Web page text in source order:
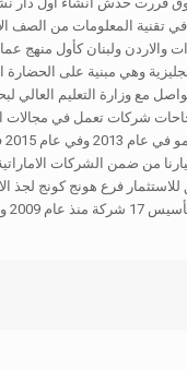
في تقنية المعلومات من الصف
والاردن ولبنان كأول
مع وزارة التعليم العالي
فرع هونج كونج لجذ